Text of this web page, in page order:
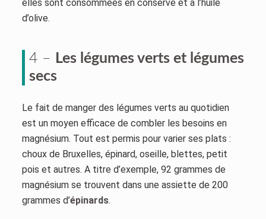
elles sont consommées en conserve et à l’huile
d’olive.
4 – Les légumes verts et légumes
secs
Le fait de manger des légumes verts au quotidien
est un moyen efficace de combler les besoins en
magnésium. Tout est permis pour varier ses plats :
choux de Bruxelles, épinard, oseille, blettes, petit
pois et autres. A titre d’exemple, 92 grammes de
magnésium se trouvent dans une assiette de 200
grammes d’épinards.